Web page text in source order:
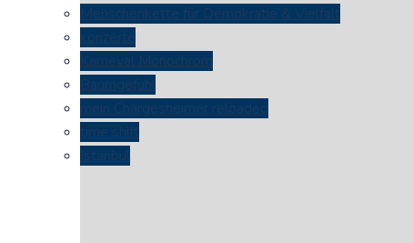
Menschenkette für Demokratie & Vielfalt
konzerte
Karneval Monochrom
Baumgefühl
mein Chargesheimer reloaded
time shift
Istanbul